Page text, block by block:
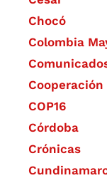
Chocó
Colombia
COP16
Córdoba
Crónicas